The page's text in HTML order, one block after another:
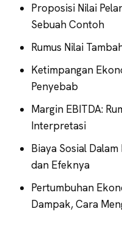
Proposisi Nilai
Sebuah Contoh
Rumus Nilai
Ketimpangan
Penyebab
Margin EBITDA:
Interpretasi
Biaya Sosial
dan Efeknya
Pertumbuhan
Dampak, Cara